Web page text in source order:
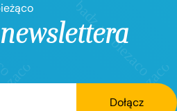
newslettera
Dołącz